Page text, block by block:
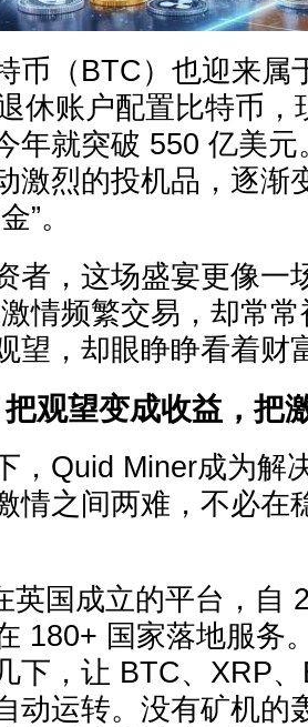
币（BTC）也迎来属
休账户配置比特币
年就突破 550 亿美
激烈的投机品，逐渐
”。
者，这场盛宴更像一
情频繁交易，却常
望，却眼睁睁看着财
观望变成收益，把
，Quid Miner成为解
情之间两难，不必在
英国成立的平台，自
180+ 国家落地服务
下，让 BTC、XRP
动运转。没有矿机的